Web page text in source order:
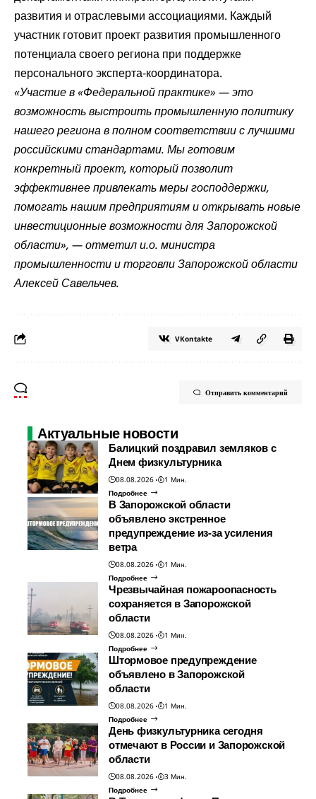
развития и отраслевыми ассоциациями. Каждый
участник готовит проект развития промышленного
потенциала своего региона при поддержке
персонального эксперта-координатора.
«Участие в «Федеральной практике» — это
возможность выстроить промышленную политику
нашего региона в полном соответствии с лучшими
российскими стандартами. Мы готовим
конкретный проект, который позволит
эффективнее привлекать меры господдержки,
помогать нашим предприятиям и открывать новые
инвестиционные возможности для Запорожской
области», — отметил и.о. министра
промышленности и торговли Запорожской области
Алексей Савельчев.
VKontakte
Отправить комментарий
Актуальные новости
Балицкий поздравил земляков с
Днем физкультурника
08.08.2026
1 Мин.
Подробнее
В Запорожской области
объявлено экстренное
предупреждение из-за усиления
ветра
08.08.2026
1 Мин.
Подробнее
Чрезвычайная пожароопасность
сохраняется в Запорожской
области
08.08.2026
1 Мин.
Подробнее
Штормовое предупреждение
объявлено в Запорожской
области
08.08.2026
1 Мин.
Подробнее
День физкультурника сегодня
отмечают в России и Запорожской
области
08.08.2026
3 Мин.
Подробнее